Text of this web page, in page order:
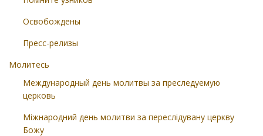
Освобождены
Пресс-релизы
Молитесь
Международный день молитвы за преследуемую
церковь
Міжнародний день молитви за переслідувану церкву
Божу